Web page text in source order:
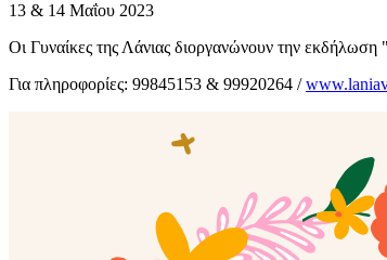
13 & 14 Μαΐου 2023
Οι Γυναίκες της Λάνιας διοργανώνουν την
Για πληροφορίες: 99845153 & 99920264 /